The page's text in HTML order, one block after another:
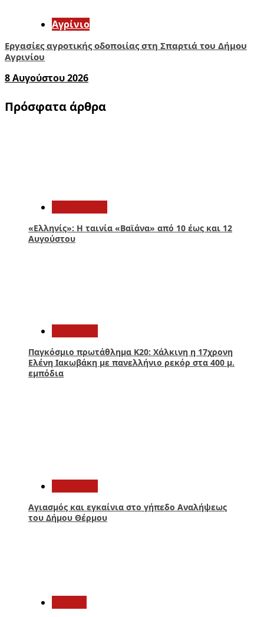
Aγρίνιο
Εργασίες αγροτικής οδοποιίας στη Σπαρτιά του Δήμου
Αγρινίου
8 Αυγούστου 2026
Πρόσφατα άρθρα
«Ελληνίς»: Η ταινία «Βαϊάνα» από 10 έως και 12
Αυγούστου
Παγκόσμιο πρωτάθλημα Κ20: Χάλκινη η 17χρονη
Ελένη Ιακωβάκη με πανελλήνιο ρεκόρ στα 400 μ.
εμπόδια
Αγιασμός και εγκαίνια στο γήπεδο Αναλήψεως
του Δήμου Θέρμου